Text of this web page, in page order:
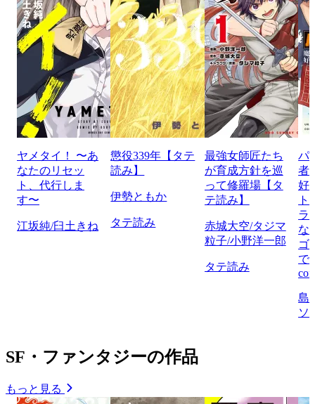
ヤメタイ！ 〜あ
なたのリセッ
ト、代行しま
す〜
江坂純/臼土きね
懲役339年【タテ
読み】
伊勢ともか
タテ読み
最強女師匠たち
が育成方針を巡
って修羅場【タ
テ読み】
赤城大空/タジマ
粒子/小野洋一郎
タテ読み
パ
者
好
ト
ラ
な
ゴ
で
島
ソ
SF・ファンタジーの作品
もっと見る